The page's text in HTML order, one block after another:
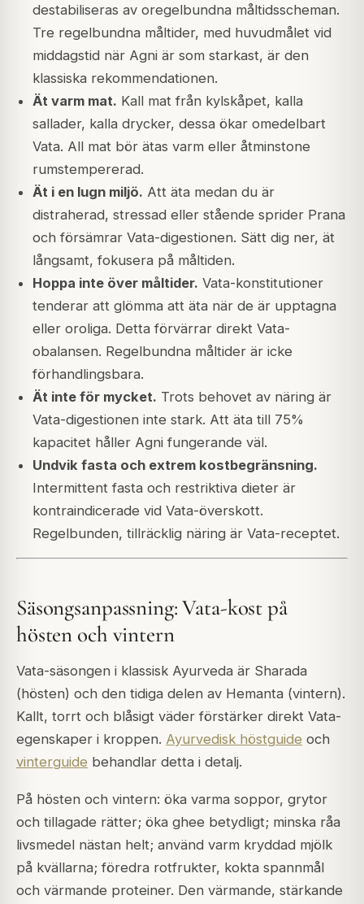
destabiliseras av oregelbundna måltidsscheman.
Tre regelbundna måltider, med huvudmålet vid
middagstid när Agni är som starkast, är den
klassiska rekommendationen.
Ät varm mat. Kall mat från kylskåpet, kalla
sallader, kalla drycker, dessa ökar omedelbart
Vata. All mat bör ätas varm eller åtminstone
rumstempererad.
Ät i en lugn miljö. Att äta medan du är
distraherad, stressad eller stående sprider Prana
och försämrar Vata-digestionen. Sätt dig ner, ät
långsamt, fokusera på måltiden.
Hoppa inte över måltider. Vata-konstitutioner
tenderar att glömma att äta när de är upptagna
eller oroliga. Detta förvärrar direkt Vata-
obalansen. Regelbundna måltider är icke
förhandlingsbara.
Ät inte för mycket. Trots behovet av näring är
Vata-digestionen inte stark. Att äta till 75%
kapacitet håller Agni fungerande väl.
Undvik fasta och extrem kostbegränsning.
Intermittent fasta och restriktiva dieter är
kontraindicerade vid Vata-överskott.
Regelbunden, tillräcklig näring är Vata-receptet.
Säsongsanpassning: Vata-kost på
hösten och vintern
Vata-säsongen i klassisk Ayurveda är Sharada
(hösten) och den tidiga delen av Hemanta (vintern).
Kallt, torrt och blåsigt väder förstärker direkt Vata-
egenskaper i kroppen. Ayurvedisk höstguide och
vinterguide behandlar detta i detalj.
På hösten och vintern: öka varma soppor, grytor
och tillagade rätter; öka ghee betydligt; minska råa
livsmedel nästan helt; använd varm kryddad mjölk
på kvällarna; föredra rotfrukter, kokta spannmål
och värmande proteiner. Den värmande, stärkande